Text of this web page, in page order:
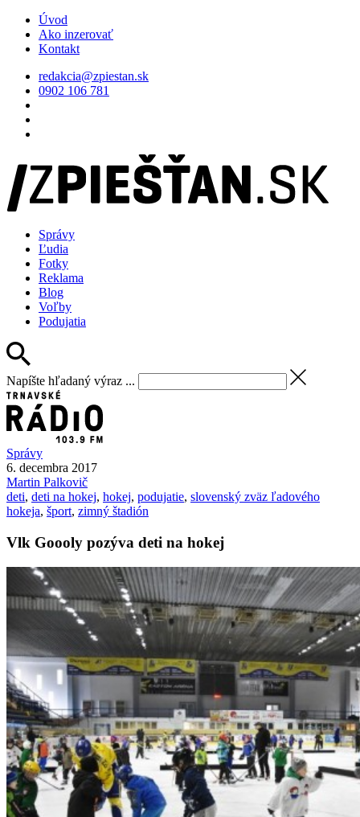
Úvod
Ako inzerovať
Kontakt
redakcia@zpiestan.sk
0902 106 781
Správy
Ľudia
Fotky
Reklama
Blog
Voľby
Podujatia
Napíšte hľadaný výraz ...
Správy
6. decembra 2017
Martin Palkovič
deti, deti na hokej, hokej, podujatie, slovenský zväz ľadového
hokeja, šport, zimný štadión
Vlk Goooly pozýva deti na hokej